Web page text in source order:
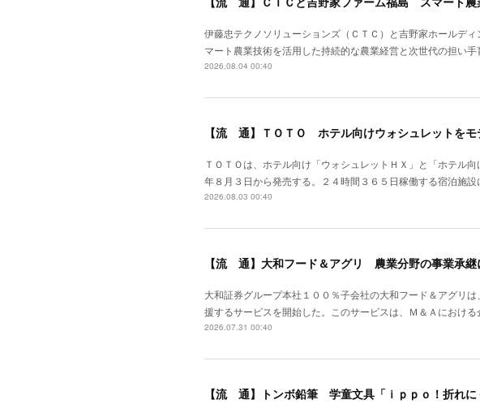
伊藤忠テクノソリューションズ（ＣＴＣ）と吉野家ホールデ
マート農業技術を活用した持続的な農業経営と次世代の担
2026.08.04 00:40
【流 通】ＴＯＴＯ ホテル向けウォシュレットをモ
ＴＯＴＯは、ホテル向け「ウォシュレットＨＸ」と「ホテル
年８月３日から発売する。２４時間３６５日稼働する宿泊施
2026.08.03 00:40
【流 通】大和フード＆アグリ 農業分野の事業承継
大和証券グループ本社１００％子会社の大和フード＆アグリ
援するサービスを開始した。このサービスは、Ｍ＆Ａにおけ
2026.07.31 00:40
【流 通】トンボ鉛筆 学童文具「ｉｐｐｏ！折れに